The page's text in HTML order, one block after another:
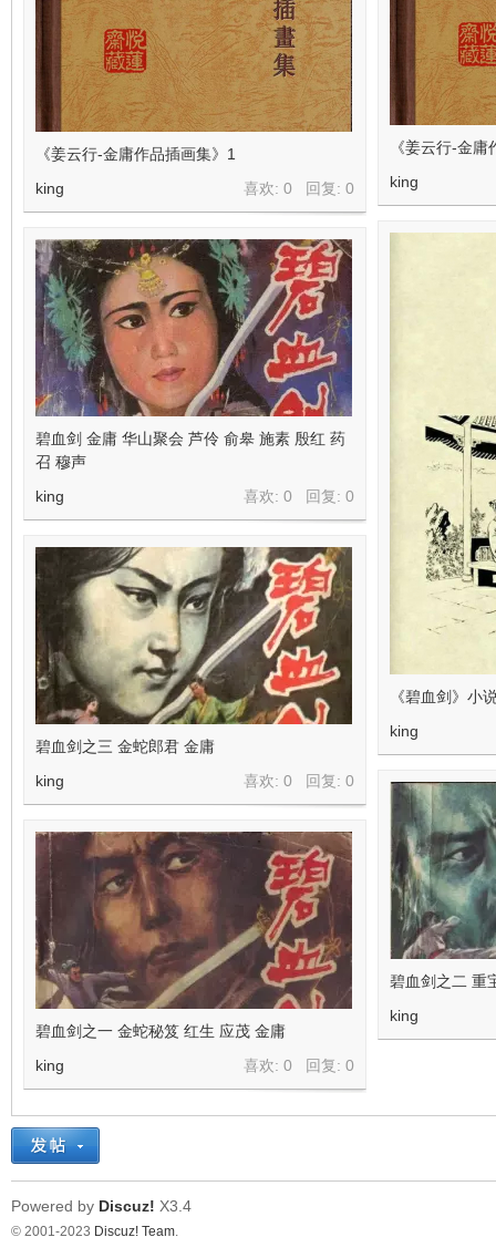
《姜云行-金
king
《姜云行-金庸作品插画集》1
喜欢: 0 回复: 0
king
《碧血剑》小
king
碧血剑 金庸 华山聚会 芦伶 俞皋 施素 殷红 药
召 穆声
喜欢: 0 回复: 0
king
碧血剑之三 金蛇郎君 金庸
喜欢: 0 回复: 0
king
碧血剑之二 重
king
碧血剑之一 金蛇秘笈 红生 应茂 金庸
喜欢: 0 回复: 0
king
Powered by Discuz! X3.4
© 2001-2023 Discuz! Team.